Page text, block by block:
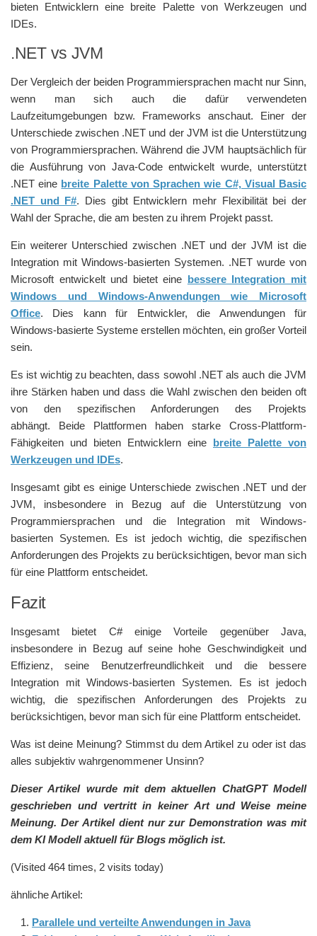
bieten Entwicklern eine breite Palette von Werkzeugen und
IDEs.
.NET vs JVM
Der Vergleich der beiden Programmiersprachen macht nur Sinn,
wenn man sich auch die dafür verwendeten
Laufzeitumgebungen bzw. Frameworks anschaut. Einer der
Unterschiede zwischen .NET und der JVM ist die Unterstützung
von Programmiersprachen. Während die JVM hauptsächlich für
die Ausführung von Java-Code entwickelt wurde, unterstützt
.NET eine breite Palette von Sprachen wie C#, Visual Basic
.NET und F#. Dies gibt Entwicklern mehr Flexibilität bei der
Wahl der Sprache, die am besten zu ihrem Projekt passt.
Ein weiterer Unterschied zwischen .NET und der JVM ist die
Integration mit Windows-basierten Systemen. .NET wurde von
Microsoft entwickelt und bietet eine bessere Integration mit
Windows und Windows-Anwendungen wie Microsoft
Office. Dies kann für Entwickler, die Anwendungen für
Windows-basierte Systeme erstellen möchten, ein großer Vorteil
sein.
Es ist wichtig zu beachten, dass sowohl .NET als auch die JVM
ihre Stärken haben und dass die Wahl zwischen den beiden oft
von den spezifischen Anforderungen des Projekts
abhängt. Beide Plattformen haben starke Cross-Plattform-
Fähigkeiten und bieten Entwicklern eine breite Palette von
Werkzeugen und IDEs.
Insgesamt gibt es einige Unterschiede zwischen .NET und der
JVM, insbesondere in Bezug auf die Unterstützung von
Programmiersprachen und die Integration mit Windows-
basierten Systemen. Es ist jedoch wichtig, die spezifischen
Anforderungen des Projekts zu berücksichtigen, bevor man sich
für eine Plattform entscheidet.
Fazit
Insgesamt bietet C# einige Vorteile gegenüber Java,
insbesondere in Bezug auf seine hohe Geschwindigkeit und
Effizienz, seine Benutzerfreundlichkeit und die bessere
Integration mit Windows-basierten Systemen. Es ist jedoch
wichtig, die spezifischen Anforderungen des Projekts zu
berücksichtigen, bevor man sich für eine Plattform entscheidet.
Was ist deine Meinung? Stimmst du dem Artikel zu oder ist das
alles subjektiv wahrgenommener Unsinn?
Dieser Artikel wurde mit dem aktuellen ChatGPT Modell
geschrieben und vertritt in keiner Art und Weise meine
Meinung. Der Artikel dient nur zur Demonstration was mit
dem KI Modell aktuell für Blogs möglich ist.
(Visited 464 times, 2 visits today)
ähnliche Artikel:
Parallele und verteilte Anwendungen in Java